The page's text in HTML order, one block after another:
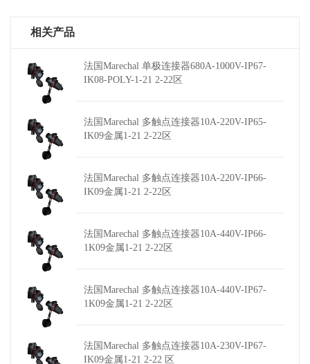
相关产品
法国Marechal 单极连接器680A-1000V-IP67-
IK08-POLY-1-21 2-22区
法国Marechal 多触点连接器10A-220V-IP65-
IK09金属1-21 2-22区
法国Marechal 多触点连接器10A-220V-IP66-
IK09金属1-21 2-22区
法国Marechal 多触点连接器10A-440V-IP66-
1K09金属1-21 2-22区
法国Marechal 多触点连接器10A-440V-IP67-
1K09金属1-21 2-22区
法国Marechal 多触点连接器10A-230V-IP67-
IK09金属1-21 2-22 区